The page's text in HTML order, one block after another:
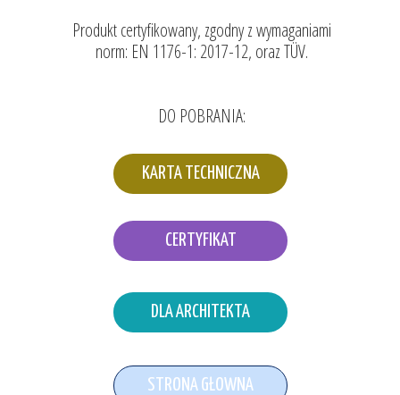
CERTYFIKAT
KARTA TECHNICZNA
STRONA GŁOWNA
DLA ARCHITEKTA
Produkt certyfikowany, zgodny z wymaganiami
norm: EN 1176-1: 2017-12, oraz TÜV.
DO POBRANIA: